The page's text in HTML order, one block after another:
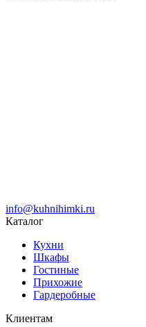
info@kuhnihimki.ru
Каталог
Кухни
Шкафы
Гостиные
Прихожие
Гардеробные
Клиентам